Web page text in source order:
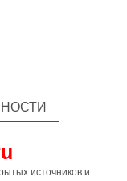
источников и